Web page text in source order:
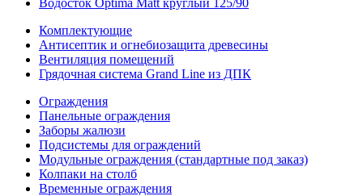
Водосток Optima Matt круглый 125/90
Комплектующие
Антисептик и огнебиозащита древесины
Вентиляция помещений
Грядочная система Grand Line из ДПК
Ограждения
Панельные ограждения
Заборы жалюзи
Подсистемы для ограждений
Модульные ограждения (стандартные под заказ)
Колпаки на столб
Временные ограждения